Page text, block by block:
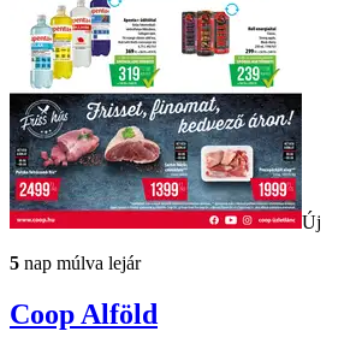
Új
5 nap múlva lejár
Coop Alföld